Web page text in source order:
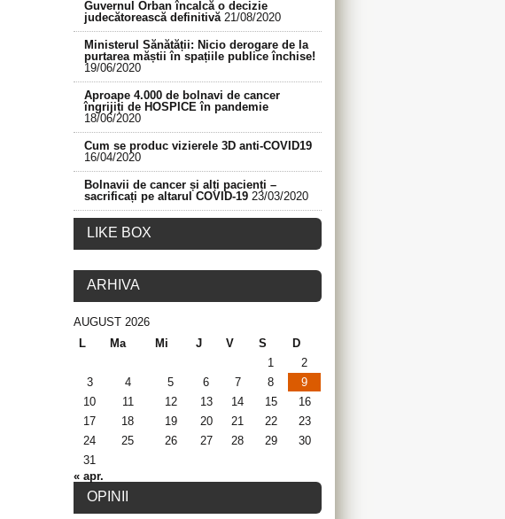
Guvernul Orban încalcă o decizie
judecătorească definitivă 21/08/2020
Ministerul Sănătății: Nicio derogare de la
purtarea măștii în spațiile publice închise!
19/06/2020
Aproape 4.000 de bolnavi de cancer
îngrijiți de HOSPICE în pandemie
18/06/2020
Cum se produc vizierele 3D anti-COVID19
16/04/2020
Bolnavii de cancer și alți pacienți –
sacrificați pe altarul COVID-19 23/03/2020
LIKE BOX
ARHIVA
AUGUST 2026
L
Ma Mi J V S
D
1
2
3
4 5 6 7 8
9
10
11 12 13 14 15
16
17
18 19 20 21 22
23
24
25 26 27 28 29
30
31
« apr.
OPINII